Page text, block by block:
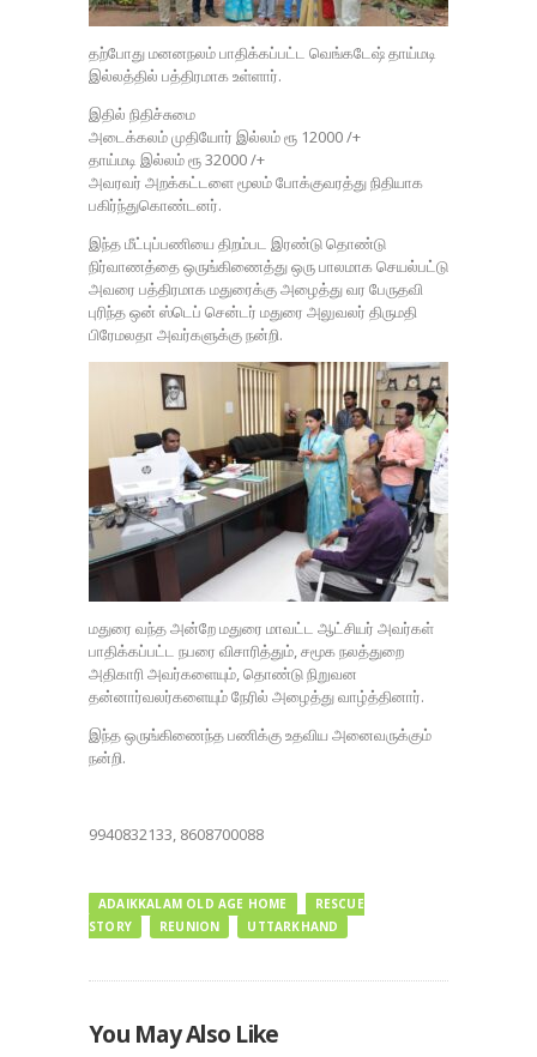
தற்போது மனனநலம் பாதிக்கப்பட்ட வெங்கடேஷ் தாய்மடி
இல்லத்தில் பத்திரமாக உள்ளார்.
இதில் நிதிச்சுமை
அடைக்கலம் முதியோர் இல்லம் ரூ 12000 /+
தாய்மடி இல்லம் ரூ 32000 /+
அவரவர் அறக்கட்டளை மூலம் போக்குவரத்து நிதியாக
பகிர்ந்துகொண்டனர்.
இந்த மீட்புப்பணியை திறம்பட இரண்டு தொண்டு
நிர்வாணத்தை ஒருங்கிணைத்து ஒரு பாலமாக செயல்பட்டு
அவரை பத்திரமாக மதுரைக்கு அழைத்து வர பேருதவி
புரிந்த ஒன் ஸ்டெப் சென்டர் மதுரை அலுவலர் திருமதி
பிரேமலதா அவர்களுக்கு நன்றி.
மதுரை வந்த அன்றே மதுரை மாவட்ட ஆட்சியர் அவர்கள்
பாதிக்கப்பட்ட நபரை விசாரித்தும், சமூக நலத்துறை
அதிகாரி அவர்களையும், தொண்டு நிறுவன
தன்னார்வலர்களையும் நேரில் அழைத்து வாழ்த்தினார்.
இந்த ஒருங்கிணைந்த பணிக்கு உதவிய அனைவருக்கும்
நன்றி.
9940832133, 8608700088
ADAIKKALAM OLD AGE HOME
RESCUE
STORY
REUNION UTTARKHAND
You May Also Like